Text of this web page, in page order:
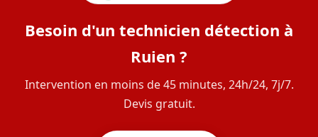
Besoin d'un technicien détection à
Ruien ?
Intervention en moins de 45 minutes, 24h/24, 7j/7.
Devis gratuit.